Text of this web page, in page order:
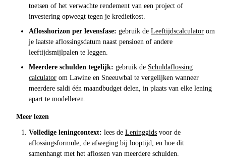
toetsen of het verwachte rendement van een project of
investering opweegt tegen je kredietkost.
Aflosshorizon per levensfase: gebruik de Leeftijdscalculator om
je laatste aflossingsdatum naast pensioen of andere
leeftijdsmijlpalen te leggen.
Meerdere schulden tegelijk: gebruik de Schuldaflossing
calculator om Lawine en Sneeuwbal te vergelijken wanneer
meerdere saldi één maandbudget delen, in plaats van elke lening
apart te modelleren.
Meer lezen
Volledige leningcontext: lees de Leninggids voor de
aflossingsformule, de afweging bij looptijd, en hoe dit
samenhangt met het aflossen van meerdere schulden.